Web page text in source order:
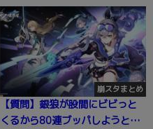
崩スタまとめ
【質問】銀狼が股間にビビっと
くるから80連ブッパしようと思